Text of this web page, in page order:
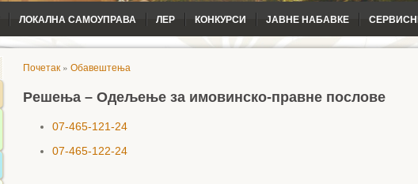
ЛОКАЛНА САМОУПРАВА ЛЕР КОНКУРСИ ЈАВНЕ НАБАВКЕ
Почетак » Обавештења
Решења – Одељење за имовинско-правне послове
07-465-121-24
07-465-122-24